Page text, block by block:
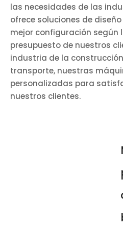
las necesidades de las
ofrece soluciones de
mejor configuración según
presupuesto de nuestros
industria de la
transporte, nuestras
personalizadas para
nuestros clientes.